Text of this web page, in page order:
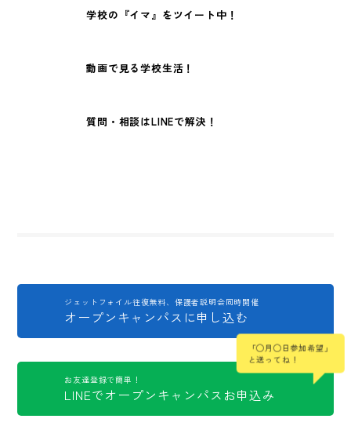
学校の『イマ』をツイート中！
動画で見る学校生活！
質問・相談はLINEで解決！
ジェットフォイル往復無料、保護者説明会同時開催
オープンキャンパスに申し込む
お友達登録で簡単！
LINEでオープンキャンパスお申込み
「◯月◯日参加希望」
と送ってね！